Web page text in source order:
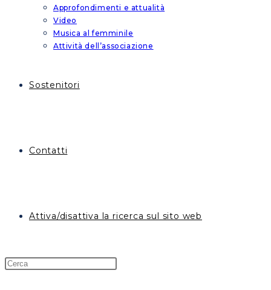
Approfondimenti e attualità
Video
Musica al femminile
Attività dell’associazione
Sostenitori
Contatti
Attiva/disattiva la ricerca sul sito web